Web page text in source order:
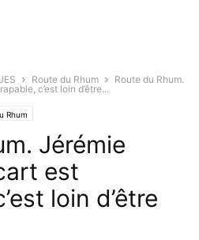
Route du Rhum
Route du Rhum.
c’est loin d’être...
Rhum
Jérémie
est
loin d’être